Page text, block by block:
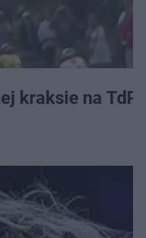
kraksie na